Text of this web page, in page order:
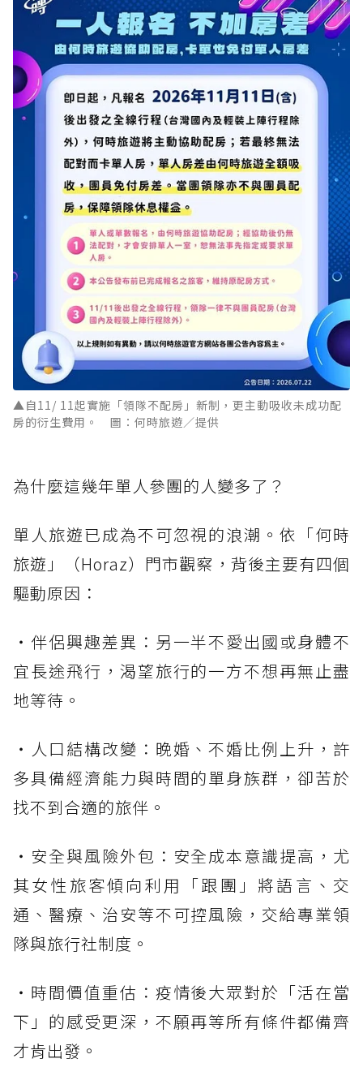
▲自11/ 11起實施「領隊不配房」新制，更主動吸收未成功配
房的衍生費用。 圖：何時旅遊／提供
為什麼這幾年單人參團的人變多了？
單人旅遊已成為不可忽視的浪潮。依「何時
旅遊」（Horaz）門市觀察，背後主要有四個
驅動原因：
・伴侶興趣差異：另一半不愛出國或身體不
宜長途飛行，渴望旅行的一方不想再無止盡
地等待。
・人口結構改變：晚婚、不婚比例上升，許
多具備經濟能力與時間的單身族群，卻苦於
找不到合適的旅伴。
・安全與風險外包：安全成本意識提高，尤
其女性旅客傾向利用「跟團」將語言、交
通、醫療、治安等不可控風險，交給專業領
隊與旅行社制度。
・時間價值重估：疫情後大眾對於「活在當
下」的感受更深，不願再等所有條件都備齊
才肯出發。